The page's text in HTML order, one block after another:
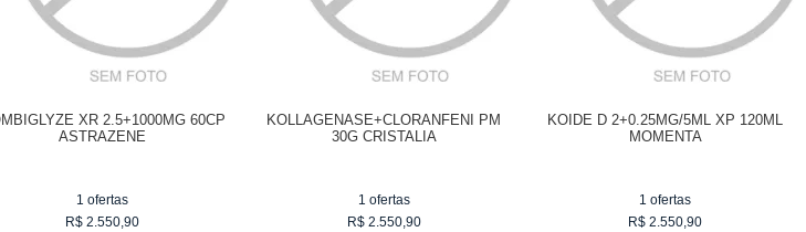
XR 2.5+1000MG 60CP
ASTRAZENE
1 ofertas
R$ 2.550,90
KOLLAGENASE+CLORANFENI PM
30G CRISTALIA
1 ofertas
R$ 2.550,90
KOIDE D 2+0.25MG/5ML XP 120ML
MOMENTA
1 ofertas
R$ 2.550,90